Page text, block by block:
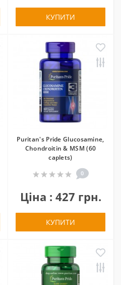
КУПИТИ
Puritan's Pride Glucosamine,
Chondroitin & MSM (60
caplets)
0
Ціна : 427 грн.
КУПИТИ